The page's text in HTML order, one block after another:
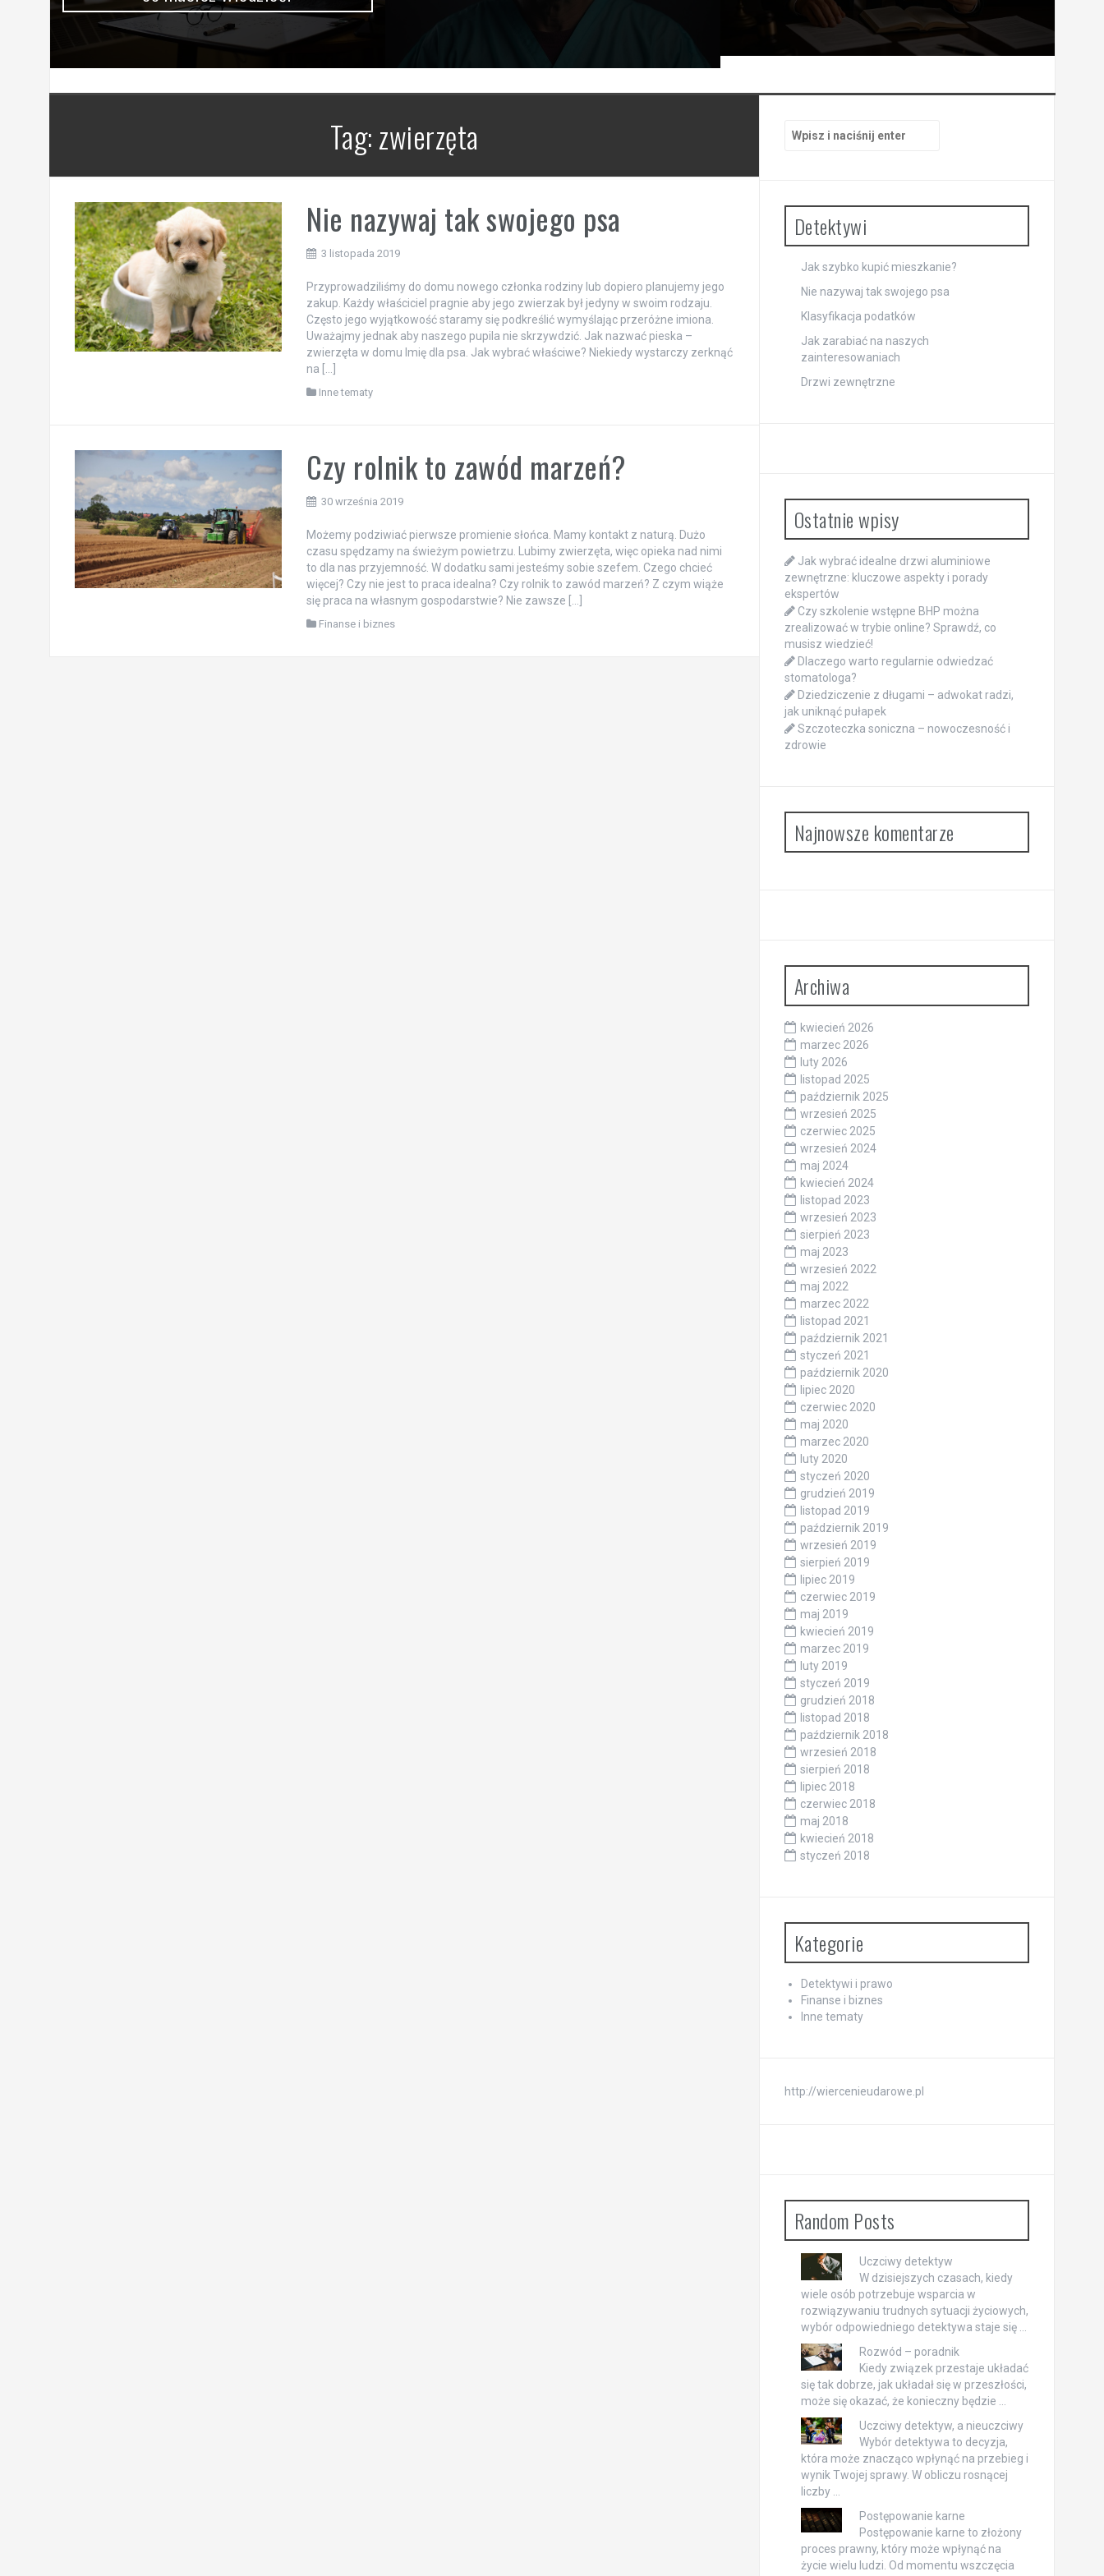
Tag:zwierzęta
Nie nazywaj tak swojego psa
3 listopada 2019
Przyprowadziliśmy do domu nowego członka rodziny lub dopiero planujemy jego
zakup. Każdy właściciel pragnie aby jego zwierzak był jedyny w swoim rodzaju.
Często jego wyjątkowość staramy się podkreślić wymyślając przeróżne imiona.
Uważajmy jednak aby naszego pupila nie skrzywdzić. Jak nazwać pieska –
zwierzęta w domu Imię dla psa. Jak wybrać właściwe? Niekiedy wystarczy zerknąć
na […]
Inne tematy
Czy rolnik to zawód marzeń?
30 września 2019
Możemy podziwiać pierwsze promienie słońca. Mamy kontakt z naturą. Dużo
czasu spędzamy na świeżym powietrzu. Lubimy zwierzęta, więc opieka nad nimi
to dla nas przyjemność. W dodatku sami jesteśmy sobie szefem. Czego chcieć
więcej? Czy nie jest to praca idealna? Czy rolnik to zawód marzeń? Z czym wiąże
się praca na własnym gospodarstwie? Nie zawsze […]
Finanse i biznes
Detektywi
Jak szybko kupić mieszkanie?
Nie nazywaj tak swojego psa
Klasyfikacja podatków
Jak zarabiać na naszych
zainteresowaniach
Drzwi zewnętrzne
Ostatnie wpisy
Jak wybrać idealne drzwi aluminiowe
zewnętrzne: kluczowe aspekty i porady
ekspertów
Czy szkolenie wstępne BHP można
zrealizować w trybie online? Sprawdź, co
musisz wiedzieć!
Dlaczego warto regularnie odwiedzać
stomatologa?
Dziedziczenie z długami – adwokat radzi,
jak uniknąć pułapek
Szczoteczka soniczna – nowoczesność i
zdrowie
Najnowsze komentarze
Archiwa
kwiecień 2026
marzec 2026
luty 2026
listopad 2025
październik 2025
wrzesień 2025
czerwiec 2025
wrzesień 2024
maj 2024
kwiecień 2024
listopad 2023
wrzesień 2023
sierpień 2023
maj 2023
wrzesień 2022
maj 2022
marzec 2022
listopad 2021
październik 2021
styczeń 2021
październik 2020
lipiec 2020
czerwiec 2020
maj 2020
marzec 2020
luty 2020
styczeń 2020
grudzień 2019
listopad 2019
październik 2019
wrzesień 2019
sierpień 2019
lipiec 2019
czerwiec 2019
maj 2019
kwiecień 2019
marzec 2019
luty 2019
styczeń 2019
grudzień 2018
listopad 2018
październik 2018
wrzesień 2018
sierpień 2018
lipiec 2018
czerwiec 2018
maj 2018
kwiecień 2018
styczeń 2018
Kategorie
Detektywi i prawo
Finanse i biznes
Inne tematy
http://wiercenieudarowe.pl
Random Posts
Uczciwy detektyw
W dzisiejszych czasach, kiedy
wiele osób potrzebuje wsparcia w
rozwiązywaniu trudnych sytuacji życiowych,
wybór odpowiedniego detektywa staje się …
Rozwód – poradnik
Kiedy związek przestaje układać
się tak dobrze, jak układał się w przeszłości,
może się okazać, że konieczny będzie …
Uczciwy detektyw, a nieuczciwy
Wybór detektywa to decyzja,
która może znacząco wpłynąć na przebieg i
wynik Twojej sprawy. W obliczu rosnącej
liczby …
Postępowanie karne
Postępowanie karne to złożony
proces prawny, który może wpłynąć na
życie wielu ludzi. Od momentu wszczęcia